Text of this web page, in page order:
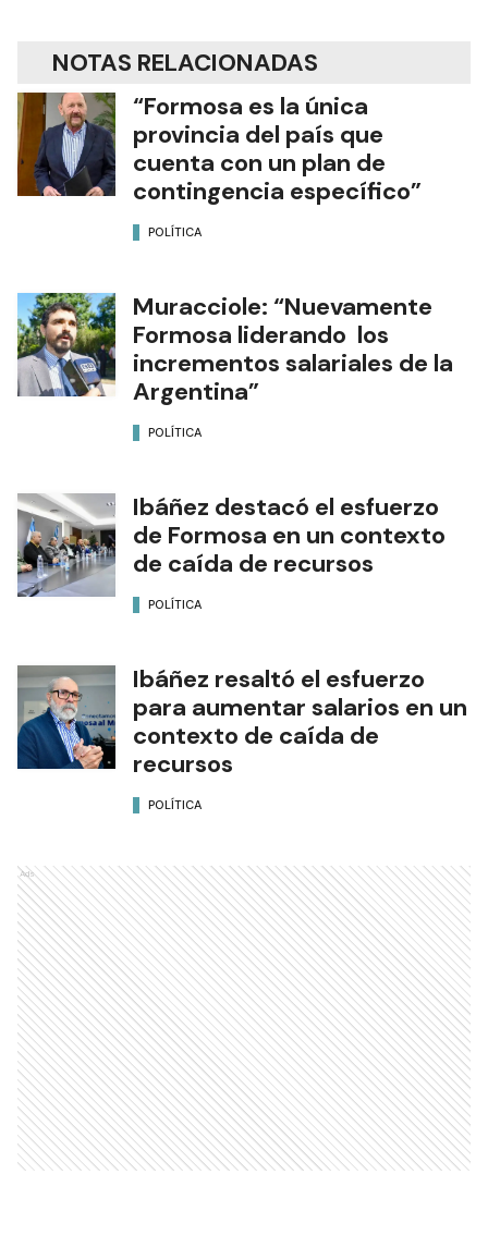
NOTAS RELACIONADAS
“Formosa es la única
provincia del país que
cuenta con un plan de
contingencia específico”
POLÍTICA
Muracciole: “Nuevamente
Formosa liderando los
incrementos salariales de la
Argentina”
POLÍTICA
Ibáñez destacó el esfuerzo
de Formosa en un contexto
de caída de recursos
POLÍTICA
Ibáñez resaltó el esfuerzo
para aumentar salarios en un
contexto de caída de
recursos
POLÍTICA
Ads